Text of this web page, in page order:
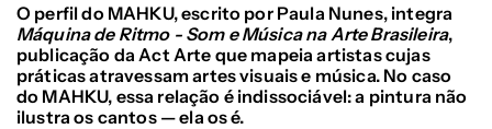
O perfil do MAHKU, escrito por Paula Nunes, integra
Máquina de Ritmo - Som e Música na Arte Brasileira,
publicação da Act Arte que mapeia artistas cujas
práticas atravessam artes visuais e música. No caso
do MAHKU, essa relação é indissociável: a pintura não
ilustra os cantos — ela os é.